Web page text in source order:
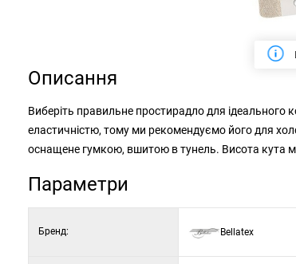
Описання
Виберіть правильне простирадло для
еластичністю, тому ми рекомендуємо його для
оснащене гумкою, вшитою в тунель. Висота кута
Параметри
Бренд: Bellatex